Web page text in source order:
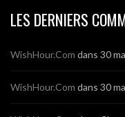
LES DERNIERS
WishHour.Com dans 30
WishHour.Com dans 30